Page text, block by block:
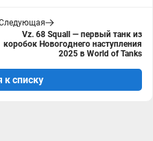
Vz. 68 Squall — первый танк из
коробок Новогоднего наступления
2025 в World of Tanks
к списку